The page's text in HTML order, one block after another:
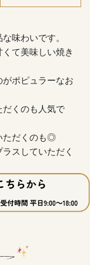
味わいです。
て美味しい焼き
ポピュラーなお
くのも人気で
ただくのも◎
スしていただく